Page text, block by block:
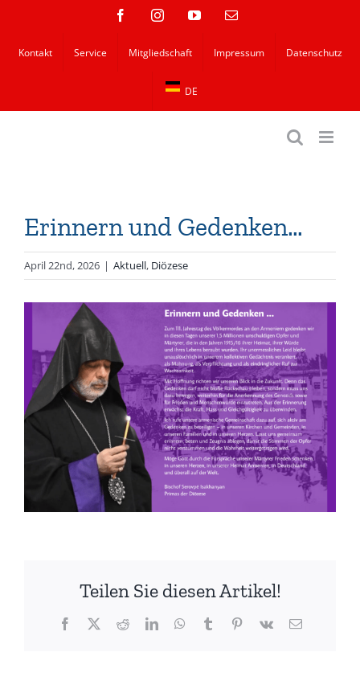
springen
FacebookInstagramYouTubeE-
Kontakt Service Mitgliedschaft Impressum Datenschutz
DE
Erinnern und Gedenken…
April 22nd, 2026 | Aktuell, Diözese
grösseres
Bild
Teilen Sie diesen Artikel!
Facebook
X RedditLinkedInWhatsApp
TumblrPinterest
Vk
E-